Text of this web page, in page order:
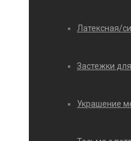
Латексная/
Застежки
Украшение